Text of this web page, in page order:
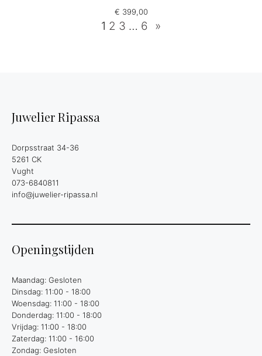
€ 399,00
1 2 3 … 6 »
Juwelier Ripassa
Dorpsstraat 34-36
5261 CK
Vught
073-6840811
info@juwelier-ripassa.nl
Openingstijden
Maandag: Gesloten
Dinsdag: 11:00 - 18:00
Woensdag: 11:00 - 18:00
Donderdag: 11:00 - 18:00
Vrijdag: 11:00 - 18:00
Zaterdag: 11:00 - 16:00
Zondag: Gesloten